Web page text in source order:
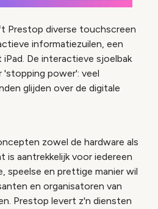
Prestop diverse touchscreen
informatiezuilen, een
De interactieve sjoelbak
'stopping power': veel
glijden over de digitale
zowel de hardware als
is aantrekkelijk voor iedereen
speelse en prettige manier wil
en organisatoren van
Prestop levert z'n diensten